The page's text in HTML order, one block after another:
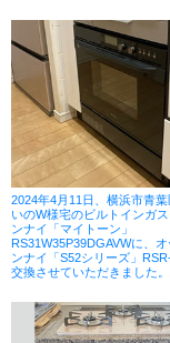
2024年4月11日、横浜市青葉
いのW様宅のビルトインガス
ンナイ「マイトーン」
RS31W35P39DGAVWに、オ
ンナイ「S52シリーズ」
交換させていただきました。